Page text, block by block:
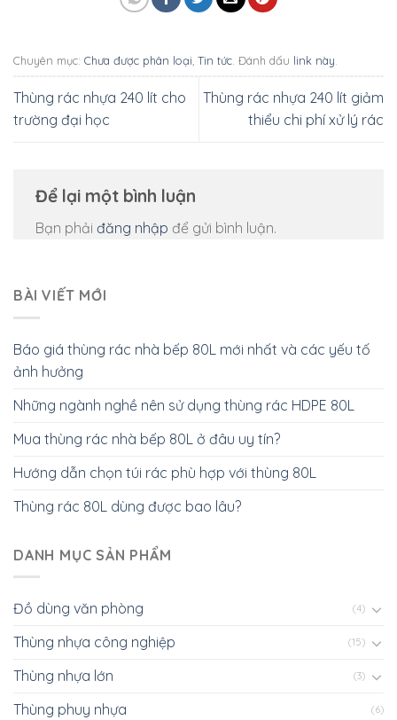
Chuyên mục: Chưa được phân loại Tin tức . Đánh dấu link này
Thùng rác nhựa 240 lít cho
trường đại học
Thùng rác nhựa 240 lít giảm
thiểu chi phí xử lý rác
Để lại một bình luận
Bạn phải đăng nhập để gửi bình luận.
BÀI VIẾT MỚI
Báo giá thùng rác nhà bếp 80L mới nhất và các yếu tố
ảnh hưởng
Những ngành nghề nên sử dụng thùng rác HDPE 80L
Mua thùng rác nhà bếp 80L ở đâu uy tín?
Hướng dẫn chọn túi rác phù hợp với thùng 80L
Thùng rác 80L dùng được bao lâu?
DANH MỤC SẢN PHẨM
Đồ dùng văn phòng (4)
Thùng nhựa công nghiệp (15)
Thùng nhựa lớn (3)
Thùng phuy nhựa (6)